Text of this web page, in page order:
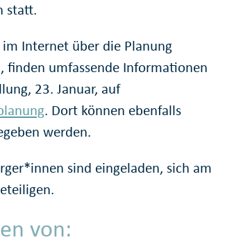
statt.
Internet über die Planung
finden umfassende Informationen
23. Januar, auf
. Dort können ebenfalls
werden.
sind eingeladen, sich am
von: